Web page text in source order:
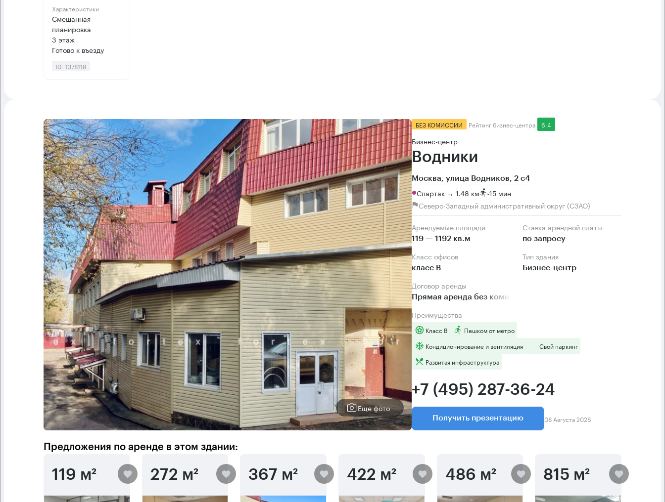
Характеристики
Смешанная
планировка
3 этаж
Готово к въезду
ID: 1378118
Еще фото
БЕЗ КОМИССИИ Рейтинг бизнес-центра 6.4
Бизнес-центр
Водники
Москва, улица Водников, 2 с4
Спартак → 1.48 км ~15 мин
Северо-Западный административный округ (СЗАО)
Арендуемые площади
119 — 1192 кв.м
Ставка арендной платы
по запросу
Класс офисов
класс B
Тип здания
Бизнес-центр
Договор аренды
Прямая аренда без комиссии
Преимущества
Класс B
Пешком от метро
Кондиционирование и вентиляция
Свой паркинг
Развитая инфраструктура
+7 (495) 287-36-24
Получить презентацию 08 Августа 2026
Предложения по аренде в этом здании:
119 м² 272 м² 367 м² 422 м² 486 м² 815 м²